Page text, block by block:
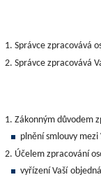
Správce zpracovává
Správce zpracovává
Zákonným důvodem
plnění smlouvy mezi
Účelem zpracování
vyřízení Vaší